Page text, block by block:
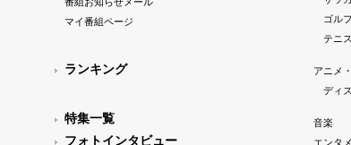
マイ番組ページ
ランキング
特集一覧
フォトインタビュー
ゴルフ
テニス
アニメ
ディ
音楽
エンタメ